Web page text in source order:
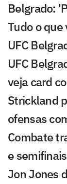
Belgrado:
Tudo o que
UFC
UFC
veja card
Strickland
ofensas
Combate
e
Jon Jones